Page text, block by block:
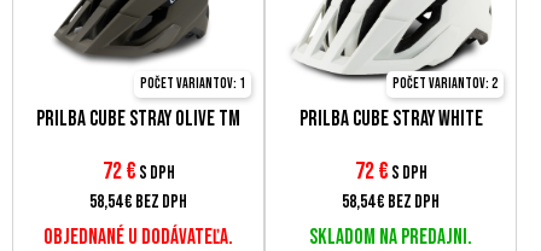
Prilba CUBE Stray olive TM
Počet variantov: 1
72€ s DPH
58,54 € bez DPH
Objednané u dodávateľa.
Prilba Cube Stray White
Počet variantov: 2
72€ s DPH
58,54 € bez DPH
Skladom na predajni.